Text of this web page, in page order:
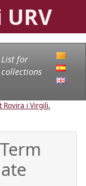
List for
collections
Rovira i Virgili.